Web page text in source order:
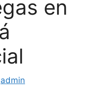
en
admin